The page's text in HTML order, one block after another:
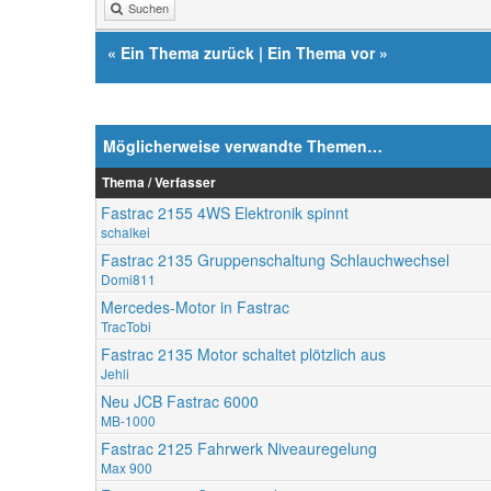
Suchen
« Ein Thema zurück | Ein Thema vor»
Möglicherweise verwandte Themen…
Thema / Verfasser
Fastrac 2155 4WS Elektronik spinnt
schalkei
Fastrac 2135 Gruppenschaltung Schlauchwechsel
Domi811
Mercedes-Motor in Fastrac
TracTobi
Fastrac 2135 Motor schaltet plötzlich aus
Jehli
Neu JCB Fastrac 6000
MB-1000
Fastrac 2125 Fahrwerk Niveauregelung
Max 900